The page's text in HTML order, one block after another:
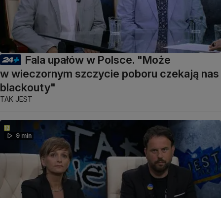
Fala upałów w Polsce. "Może
w wieczornym szczycie poboru czekają nas
blackouty"
TAK JEST
9 min